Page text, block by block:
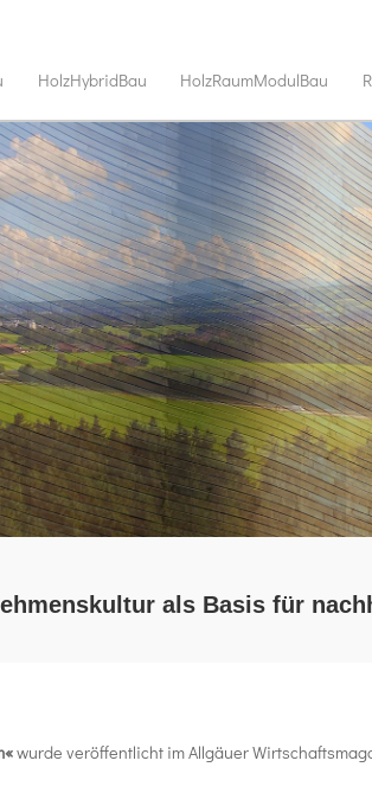
HolzHybridBau HolzRaumModulBau
als Basis für
wurde veröffentlicht im Allgäuer